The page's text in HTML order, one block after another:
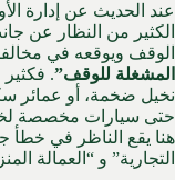
عند الحديث عن إدارة
الكثير من النظار عن
الوقف ويوقعه في
المشغلة للوقف”.
نخيل ضخمة، أو عمائر
حتى سيارات مخصصة
هنا يقع الناظر في خطأ
التجارية” و “العمالة